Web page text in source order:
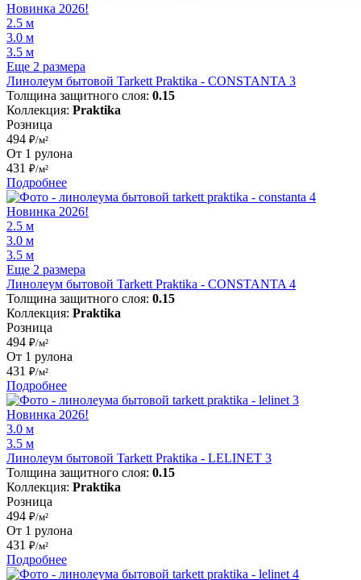
Новинка 2026!
2.5 м
3.0 м
3.5 м
Еще 2 размера
Линолеум бытовой Tarkett Praktika - CONSTANTA 3
Толщина защитного слоя: 0.15
Коллекция: Praktika
Розница
494 ₽/м²
От 1 рулона
431 ₽/м²
Подробнее
Новинка 2026!
2.5 м
3.0 м
3.5 м
Еще 2 размера
Линолеум бытовой Tarkett Praktika - CONSTANTA 4
Толщина защитного слоя: 0.15
Коллекция: Praktika
Розница
494 ₽/м²
От 1 рулона
431 ₽/м²
Подробнее
Новинка 2026!
3.0 м
3.5 м
Линолеум бытовой Tarkett Praktika - LELINET 3
Толщина защитного слоя: 0.15
Коллекция: Praktika
Розница
494 ₽/м²
От 1 рулона
431 ₽/м²
Подробнее